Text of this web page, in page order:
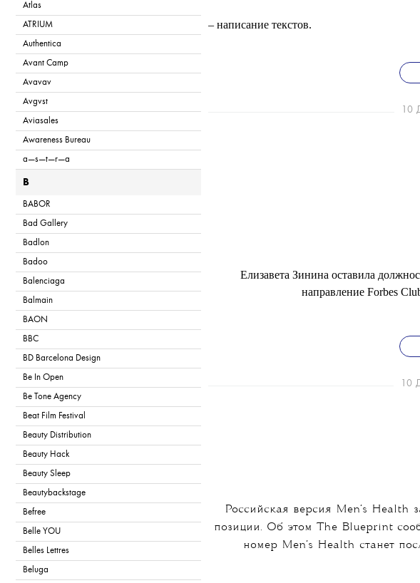
Atlas
ATRIUM
Authentica
Avant Camp
Avavav
Avgvst
Aviasales
Awareness Bureau
a—s—t—r—a
B
BABOR
Bad Gallery
Badlon
Badoo
Balenciaga
Balmain
BAON
BBC
BD Barcelona Design
Be In Open
Be Tone Agency
Beat Film Festival
Beauty Distribution
Beauty Hack
Beauty Sleep
Beautybackstage
Befree
Belle YOU
Belles Lettres
Beluga
– написание текстов.
10
Елизавета Зинина оставила
направление Forbes
10
Российская версия Men’s Health
позиции. Об этом The Blueprint
номер Men’s Health станет